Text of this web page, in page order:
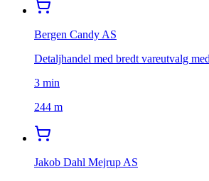
Bergen Candy AS
Detaljhandel med bredt vareutvalg
3 min
244 m
Jakob Dahl Mejrup AS